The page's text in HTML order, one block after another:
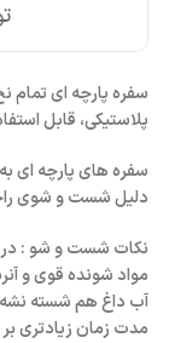
سفره پارچه ای تمام
پلاستیکی، قابل
سفره های پارچه ای
دلیل شست و شوی
نکات شست و شو : در
مواد شونده قوی و
آب داغ هم شسته نشه،
مدت زمان زیادتری بر